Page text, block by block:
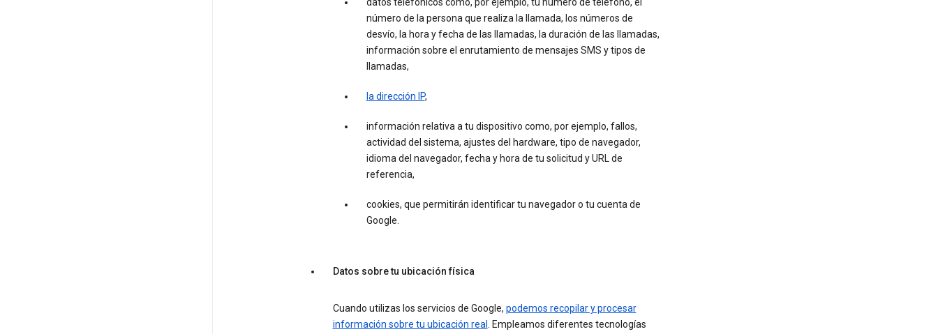
datos telefónicos como, por ejemplo, tu número de teléfono, el
número de la persona que realiza la llamada, los números de
desvío, la hora y fecha de las llamadas, la duración de las llamadas,
información sobre el enrutamiento de mensajes SMS y tipos de
llamadas,
la dirección IP,
información relativa a tu dispositivo como, por ejemplo, fallos,
actividad del sistema, ajustes del hardware, tipo de navegador,
idioma del navegador, fecha y hora de tu solicitud y URL de
referencia,
cookies, que permitirán identificar tu navegador o tu cuenta de
Google.
Datos sobre tu ubicación física
Cuando utilizas los servicios de Google, podemos recopilar y procesar
información sobre tu ubicación real. Empleamos diferentes tecnologías